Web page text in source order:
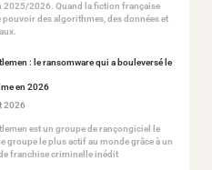
2025/2026. Quand la fiction française
pouvoir des algorithmes, des données et
: le ransomware qui a bouleversé le
en 2026
2026
est un groupe de rançongiciel le
groupe le plus actif au monde grâce à un
franchise criminelle inédit